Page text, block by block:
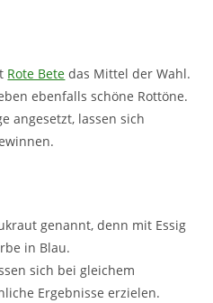
Rote Bete das Mittel der Wahl.
ebenfalls schöne Rottöne.
angesetzt, lassen sich
genannt, denn mit Essig
in Blau.
sich bei gleichem
Ergebnisse erzielen.